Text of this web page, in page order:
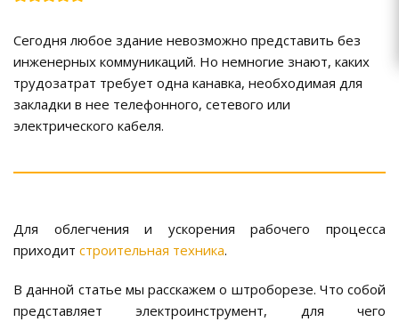
Сегодня любое здание невозможно представить без
инженерных коммуникаций. Но немногие знают, каких
трудозатрат требует одна канавка, необходимая для
закладки в нее телефонного, сетевого или
электрического кабеля.
Для облегчения и ускорения рабочего процесса
приходит строительная техника.
В данной статье мы расскажем о штроборезе. Что собой
представляет электроинструмент, для чего